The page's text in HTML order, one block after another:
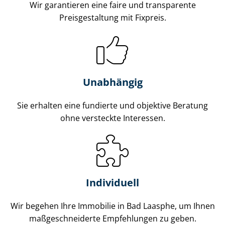
Wir garantieren eine faire und transparente
Preisgestaltung mit Fixpreis.
Unabhängig
Sie erhalten eine fundierte und objektive Beratung
ohne versteckte Interessen.
Individuell
Wir begehen Ihre Immobilie in Bad Laasphe, um Ihnen
maß­ge­schnei­der­te Empfehlungen zu geben.